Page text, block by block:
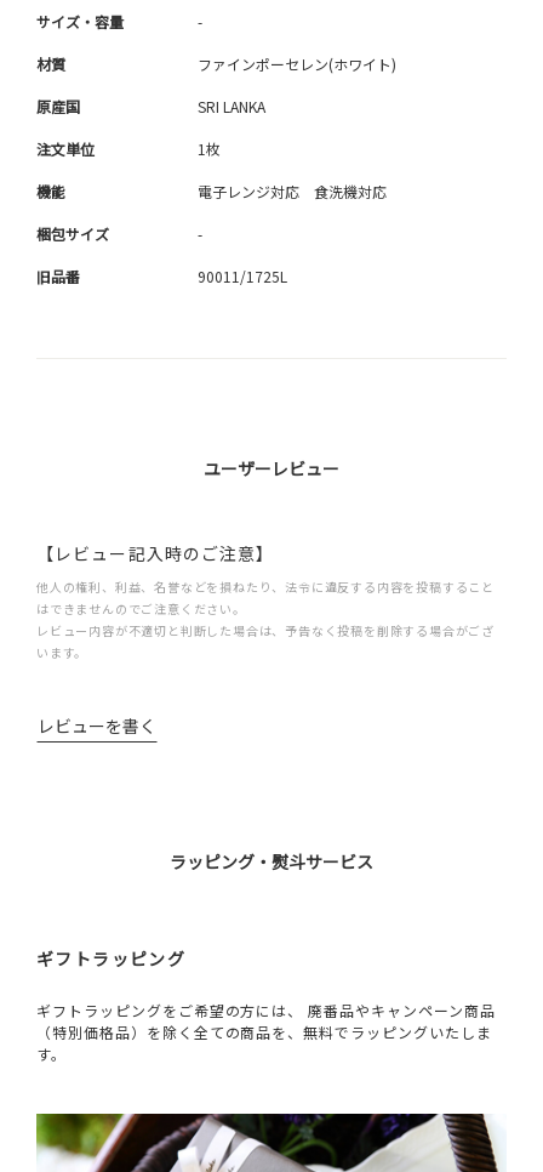
サイズ・容量 -
材質 ファインポーセレン(ホワイト)
原産国 SRI LANKA
注文単位 1枚
機能 電子レンジ対応 食洗機対応
梱包サイズ -
旧品番 90011/1725L
ユーザーレビュー
【レビュー記入時のご注意】
他人の権利、利益、名誉などを損ねたり、法令に違反する内容を投稿すること
はできませんのでご注意ください。
レビュー内容が不適切と判断した場合は、予告なく投稿を削除する場合がござ
います。
レビューを書く
ラッピング・熨斗サービス
ギフトラッピング
ギフトラッピングをご希望の方には、 廃番品やキャンペーン商品
（特別価格品）を除く全ての商品を、無料でラッピングいたしま
す。